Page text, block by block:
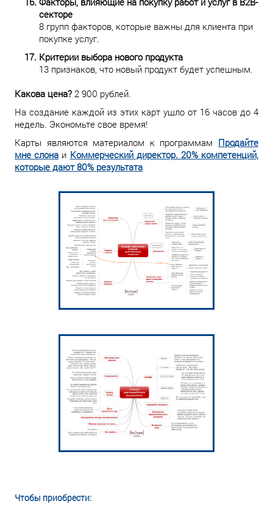
секторе
8 групп факторов, которые важны для клиента при
покупке услуг.
Критерии выбора нового продукта
13 признаков, что новый продукт будет успешным.
Какова цена? 2 900 рублей.
На создание каждой из этих карт ушло от 16 часов до 4
недель. Экономьте свое время!
Карты являются материалом к программам Продайте
мне слона и Коммерческий директор. 20% компетенций,
которые дают 80% результата
Чтобы приобрести: